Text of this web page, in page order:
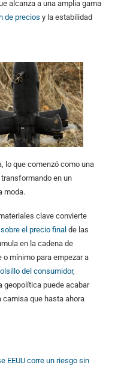
alcanza a una amplia gama
de precios y la estabilidad
lo que comenzó como una
en un
moda.
clave convierte
sobre el precio final de las
en la cadena de
mínimo para empezar a
del consumidor,
geopolítica puede acabar
camisa que hasta ahora
EEUU corre un riesgo sin